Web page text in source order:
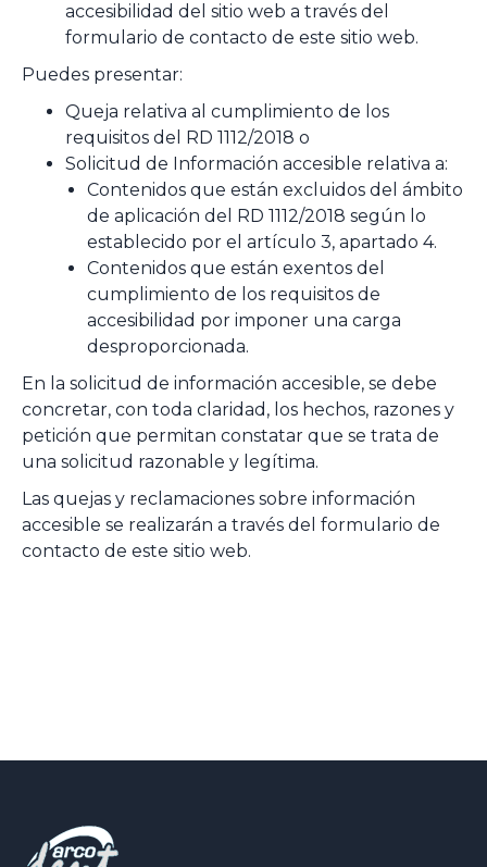
accesibilidad del sitio web a través del
formulario de contacto de este sitio web.
Puedes presentar:
Queja relativa al cumplimiento de los
requisitos del RD 1112/2018 o
Solicitud de Información accesible relativa a:
Contenidos que están excluidos del ámbito
de aplicación del RD 1112/2018 según lo
establecido por el artículo 3, apartado 4.
Contenidos que están exentos del
cumplimiento de los requisitos de
accesibilidad por imponer una carga
desproporcionada.
En la solicitud de información accesible, se debe
concretar, con toda claridad, los hechos, razones y
petición que permitan constatar que se trata de
una solicitud razonable y legítima.
Las quejas y reclamaciones sobre información
accesible se realizarán a través del formulario de
contacto de este sitio web.